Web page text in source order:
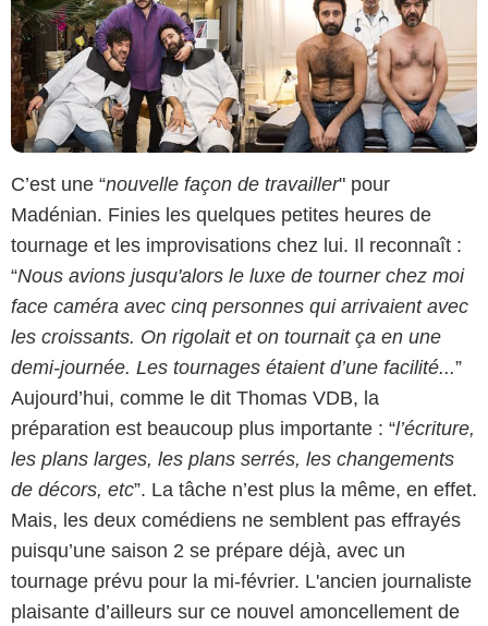
C’est une “nouvelle façon de travailler" pour
Madénian. Finies les quelques petites heures de
tournage et les improvisations chez lui. Il reconnaît :
“Nous avions jusqu'alors le luxe de tourner chez moi
face caméra avec cinq personnes qui arrivaient avec
les croissants. On rigolait et on tournait ça en une
demi-journée. Les tournages étaient d’une facilité...”
Aujourd’hui, comme le dit Thomas VDB, la
préparation est beaucoup plus importante : “l’écriture,
les plans larges, les plans serrés, les changements
de décors, etc”. La tâche n’est plus la même, en effet.
Mais, les deux comédiens ne semblent pas effrayés
puisqu’une saison 2 se prépare déjà, avec un
tournage prévu pour la mi-février. L'ancien journaliste
plaisante d’ailleurs sur ce nouvel amoncellement de